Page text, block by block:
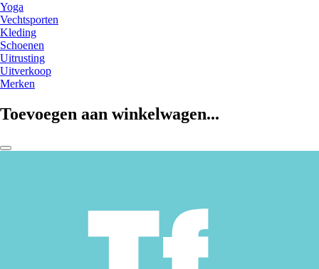
Yoga
Vechtsporten
Kleding
Schoenen
Uitrusting
Uitverkoop
Merken
Toevoegen aan winkelwagen...